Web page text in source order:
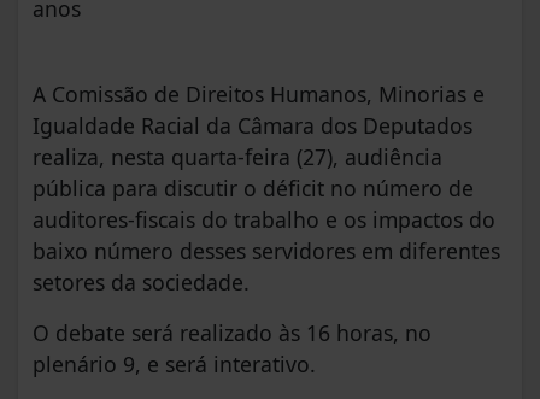
anos
A Comissão de Direitos Humanos, Minorias e
Igualdade Racial da Câmara dos Deputados
realiza, nesta quarta-feira (27), audiência
pública para discutir o déficit no número de
auditores-fiscais do trabalho e os impactos do
baixo número desses servidores em diferentes
setores da sociedade.
O debate será realizado às 16 horas, no
plenário 9, e será interativo.